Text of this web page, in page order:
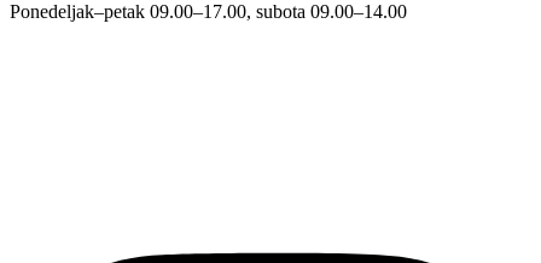
Ponedeljak–petak 09.00–17.00, subota 09.00–14.00